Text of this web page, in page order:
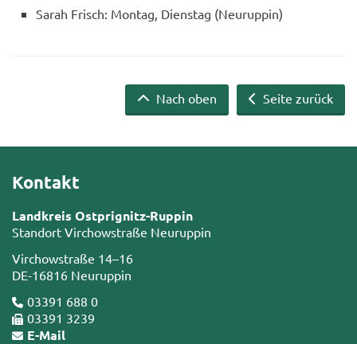
Sarah Frisch: Mon­tag, Diens­tag (Neu­rup­pin)
Seite zurück
Nach oben
Kontakt
Landkreis Ostprignitz-Ruppin
Standort Virchowstraße Neuruppin
Virchowstraße 14–16
DE-16816 Neuruppin
03391 688 0
03391 3239
E-Mail